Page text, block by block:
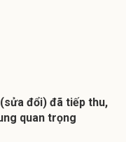
đổi) đã tiếp thu,
quan trọng